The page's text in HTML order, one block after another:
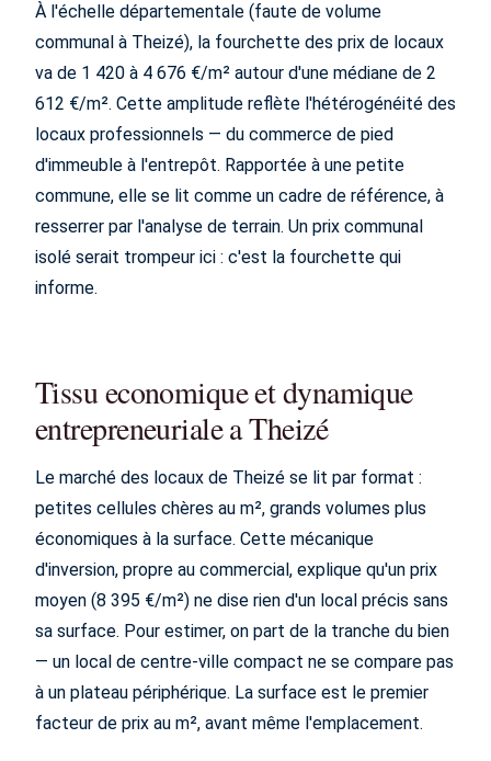
À l'échelle départementale (faute de volume
communal à Theizé), la fourchette des prix de locaux
va de 1 420 à 4 676 €/m² autour d'une médiane de 2
612 €/m². Cette amplitude reflète l'hétérogénéité des
locaux professionnels — du commerce de pied
d'immeuble à l'entrepôt. Rapportée à une petite
commune, elle se lit comme un cadre de référence, à
resserrer par l'analyse de terrain. Un prix communal
isolé serait trompeur ici : c'est la fourchette qui
informe.
Tissu economique et dynamique
entrepreneuriale a Theizé
Le marché des locaux de Theizé se lit par format :
petites cellules chères au m², grands volumes plus
économiques à la surface. Cette mécanique
d'inversion, propre au commercial, explique qu'un prix
moyen (8 395 €/m²) ne dise rien d'un local précis sans
sa surface. Pour estimer, on part de la tranche du bien
— un local de centre-ville compact ne se compare pas
à un plateau périphérique. La surface est le premier
facteur de prix au m², avant même l'emplacement.